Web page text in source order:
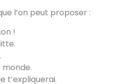
l’on peut proposer :
!
t’expliquerai.